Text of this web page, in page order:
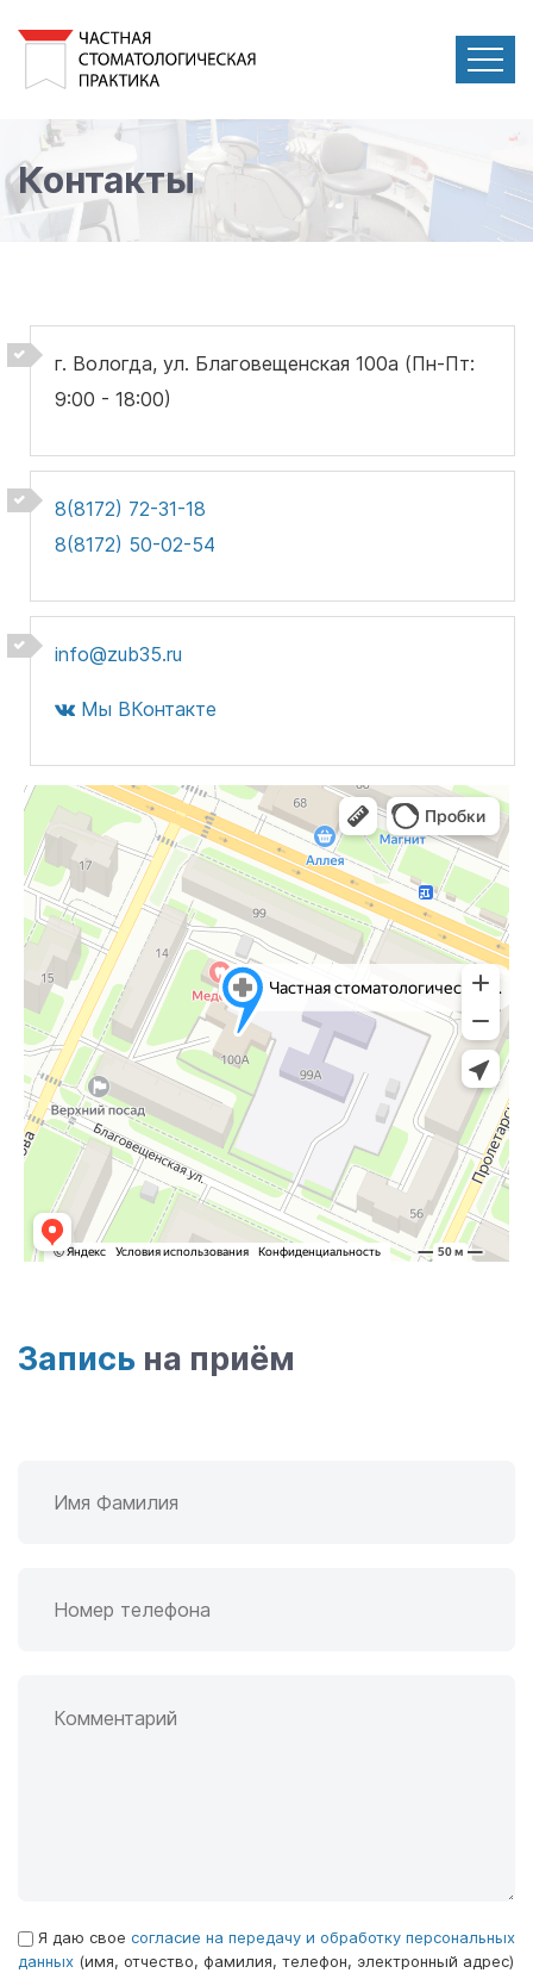
Контакты
г. Вологда, ул. Благовещенская 100а (Пн-Пт:
9:00 - 18:00)
8(8172) 72-31-18
8(8172) 50-02-54
info@zub35.ru
Мы ВКонтакте
Запись на приём
Согласие*
Я даю свое согласие на передачу и обработку персональных
данных (имя, отчество, фамилия, телефон, электронный адрес)